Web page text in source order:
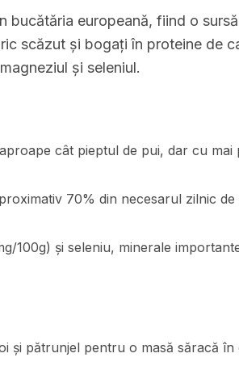
bucătăria europeană, fiind o
scăzut și bogați în proteine de
și seleniul.
cât pieptul de pui, dar cu mai
70% din necesarul zilnic
100g) și seleniu, minerale
și pătrunjel pentru o masă săracă în